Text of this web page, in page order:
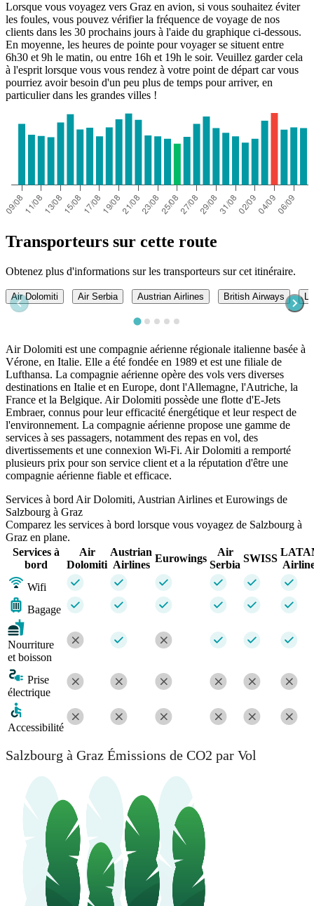
Lorsque vous voyagez vers Graz en avion, si vous souhaitez éviter
les foules, vous pouvez vérifier la fréquence de voyage de nos
clients dans les 30 prochains jours à l'aide du graphique ci-dessous.
En moyenne, les heures de pointe pour voyager se situent entre
6h30 et 9h le matin, ou entre 16h et 19h le soir. Veuillez garder cela
à l'esprit lorsque vous vous rendez à votre point de départ car vous
pourriez avoir besoin d'un peu plus de temps pour arriver, en
particulier dans les grandes villes !
Transporteurs sur cette route
Obtenez plus d'informations sur les transporteurs sur cet itinéraire.
Air Dolomiti Air Serbia Austrian Airlines British Airways
Air Dolomiti est une compagnie aérienne régionale italienne basée à
Vérone, en Italie. Elle a été fondée en 1989 et est une filiale de
Lufthansa. La compagnie aérienne opère des vols vers diverses
destinations en Italie et en Europe, dont l'Allemagne, l'Autriche, la
France et la Belgique. Air Dolomiti possède une flotte d'E-Jets
Embraer, connus pour leur efficacité énergétique et leur respect de
l'environnement. La compagnie aérienne propose une gamme de
services à ses passagers, notamment des repas en vol, des
divertissements et une connexion Wi-Fi. Air Dolomiti a remporté
plusieurs prix pour son service client et a la réputation d'être une
compagnie aérienne fiable et efficace.
Services à bord Air Dolomiti, Austrian Airlines et Eurowings de
Salzbourg à Graz
Comparez les services à bord lorsque vous voyagez de Salzbourg à
Graz en plane.
Services à
bord
Air
Dolomiti
Austrian
Airlines
Eurowings
Air
Serbia
SWISS
Wifi
Bagage
Nourriture
et boisson
Prise
électrique
Accessibilité
Salzbourg à Graz Émissions de CO2 par Vol